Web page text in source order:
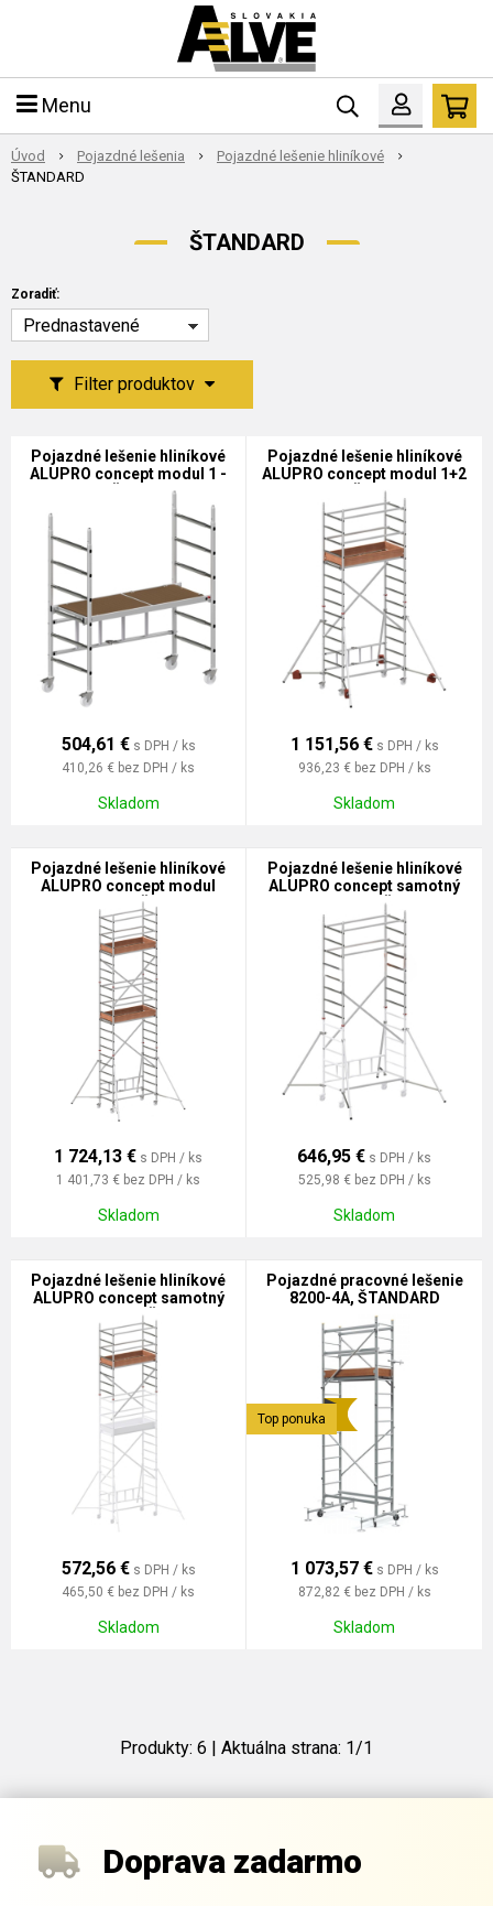
Menu
Úvod Pojazdné lešenia
Pojazdné lešenie hliníkové
ŠTANDARD
ŠTANDARD
Filter produktov
Zoradiť:
Prednastavené
Pojazdné lešenie hliníkové
ALUPRO concept modul 1 -
70894 ŠTANDARD
504,61 € s DPH / ks
410,26 € bez DPH / ks
Skladom
Pojazdné lešenie hliníkové
ALUPRO concept modul 1+2
- 70894 ŠTANDARD
1 151,56 € s DPH / ks
936,23 € bez DPH / ks
Skladom
Pojazdné lešenie hliníkové
ALUPRO concept modul
1+2+3 - 70894 ŠTANDARD
1 724,13 € s DPH / ks
1 401,73 € bez DPH / ks
Skladom
Pojazdné lešenie hliníkové
ALUPRO concept samotný
modul 2 - 70894 ŠTANDARD
646,95 € s DPH / ks
525,98 € bez DPH / ks
Skladom
Pojazdné lešenie hliníkové
ALUPRO concept samotný
modul 3 - 70894 ŠTANDARD
572,56 € s DPH / ks
465,50 € bez DPH / ks
Skladom
Pojazdné pracovné lešenie
8200-4A, ŠTANDARD
Top ponuka
1 073,57 € s DPH / ks
872,82 € bez DPH / ks
Skladom
Produkty: 6 | Aktuálna strana: 1/1
Doprava zadarmo